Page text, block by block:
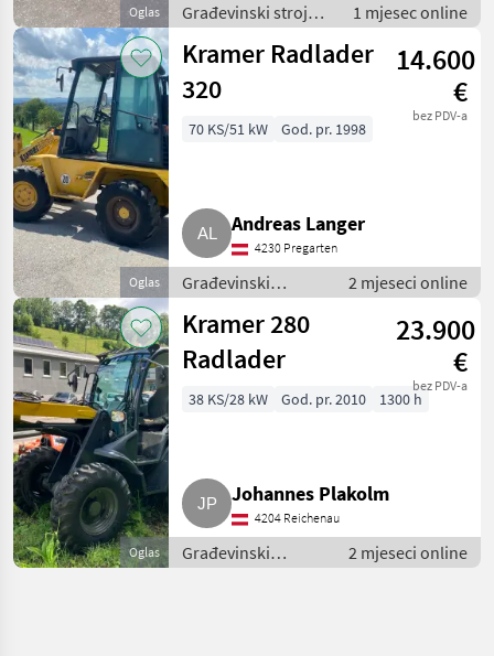
Oglas
Građevinski strojevi
/ Bageri točkaši
1 mjesec online
Oglas
Kramer Radlader
320
14.600
€
bez PDV-a
70 KS/51 kW God. pr. 1998
Andreas Langer
4230 Pregarten
Građevinski
strojevi / Bageri
točkaši
2 mjeseci online
Oglas
Kramer 280
Radlader
23.900
€
bez PDV-a
38 KS/28 kW God. pr. 2010 1300 h
Johannes Plakolm
4204 Reichenau
Građevinski
strojevi / Bageri
2 mjeseci online